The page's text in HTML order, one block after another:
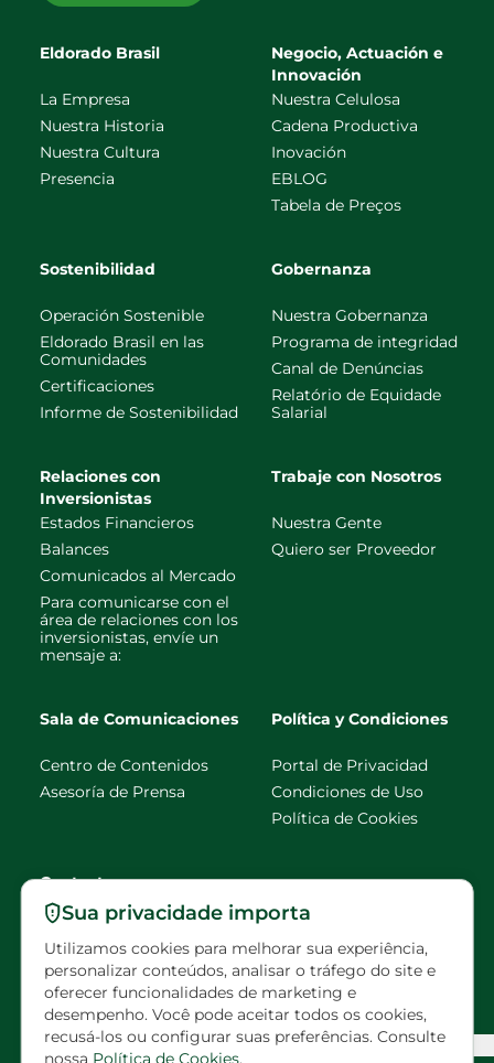
Sua privacidade importa
Utilizamos cookies para melhorar sua experiência,
personalizar conteúdos, analisar o tráfego do site e
oferecer funcionalidades de marketing e
desempenho. Você pode aceitar todos os cookies,
recusá-los ou configurar suas preferências. Consulte
nossa Política de Cookies.
Eldorado Brasil
La Empresa
Nuestra Historia
Nuestra Cultura
Presencia
Negocio, Actuación e
Innovación
Nuestra Celulosa
Cadena Productiva
Inovación
EBLOG
Tabela de Preços
Sostenibilidad
Operación Sostenible
Eldorado Brasil en las
Comunidades
Certificaciones
Informe de Sostenibilidad
Gobernanza
Nuestra Gobernanza
Programa de integridad
Canal de Denúncias
Relatório de Equidade
Salarial
Relaciones con
Inversionistas
Estados Financieros
Balances
Comunicados al Mercado
Para comunicarse con el
área de relaciones con los
inversionistas, envíe un
mensaje a:
Trabaje con Nosotros
Nuestra Gente
Quiero ser Proveedor
Sala de Comunicaciones
Centro de Contenidos
Asesoría de Prensa
Política y Condiciones
Portal de Privacidad
Condiciones de Uso
Política de Cookies
Contacto
faleconosco@eldorado
brasil.com.br
Visitas programadas
Configuração de Cookies